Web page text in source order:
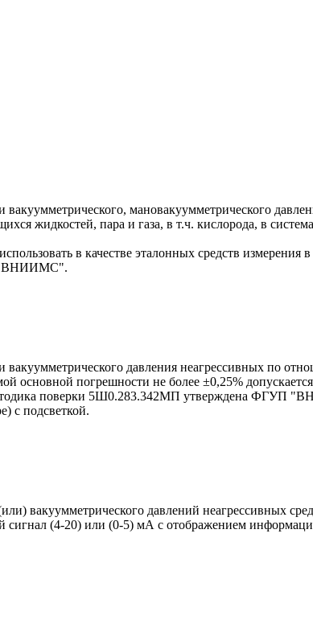
мановакуумметрического
жидкостей, пара и газа, в т.ч. кислорода, в
в качестве эталонных средств измерения
"ВНИИМС".
давления неагрессивных по
погрешности не более ±0,25%
поверки 5Ш0.283.342МП утверждена ФГУП
с подсветкой.
вакуумметрического давлений неагрессивных
сигнал (4-20) или (0-5) мА с отображением